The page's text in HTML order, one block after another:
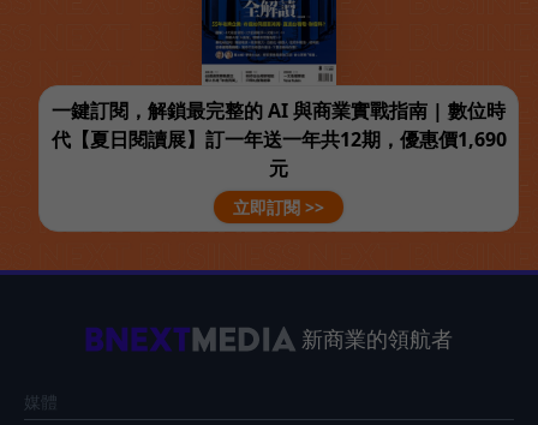
一鍵訂閱，解鎖最完整的 AI 與商業實戰指南 | 數位時
代【夏日閱讀展】訂一年送一年共12期，優惠價1,690
元
立即訂閱 >>
新商業的領航者
媒體